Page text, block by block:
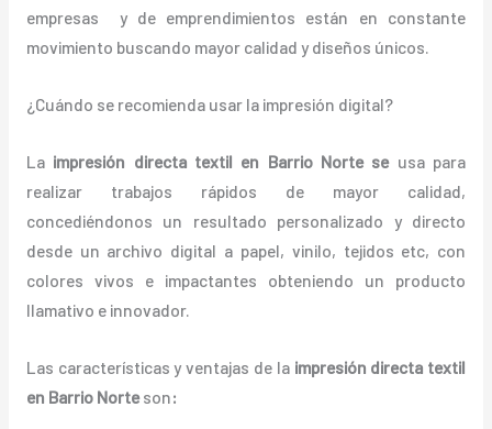
empresas y de emprendimientos están en constante
movimiento buscando mayor calidad y diseños únicos.
¿Cuándo se recomienda usar la impresión digital?
La impresión directa textil en Barrio Norte seusa para
realizar trabajos rápidos de mayor calidad,
concediéndonos un resultado personalizado y directo
desde un archivo digital a papel, vinilo, tejidos etc, con
colores vivos e impactantes obteniendo un producto
llamativo e innovador.
Las características y ventajas de la impresión directa textil
en Barrio Norteson: